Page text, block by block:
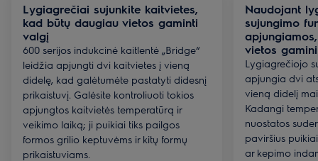
Lygiagrečiai sujunkite kaitvietes,
kad būtų daugiau vietos gaminti
valgį
600 serijos indukcinė kaitlentė „Bridge“
leidžia apjungti dvi kaitvietes į vieną
didelę, kad galėtumėte pastatyti didesnį
prikaistuvį. Galėsite kontroliuoti tokios
apjungtos kaitvietės temperatūrą ir
veikimo laiką; ji puikiai tiks pailgos
formos grilio keptuvėms ir kitų formų
prikaistuviams.
Naudojant
sujungimo
vietos
Lygiagrečiojo
apjungia dvi
vieną didelį
Kadangi
nuostatos
paviršius
ar kepimo